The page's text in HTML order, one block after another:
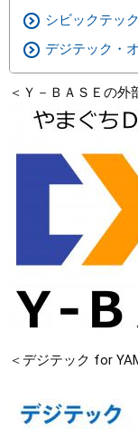
シビックテッ
デジテック・
＜Ｙ－ＢＡＳＥの外
＜デジテック for